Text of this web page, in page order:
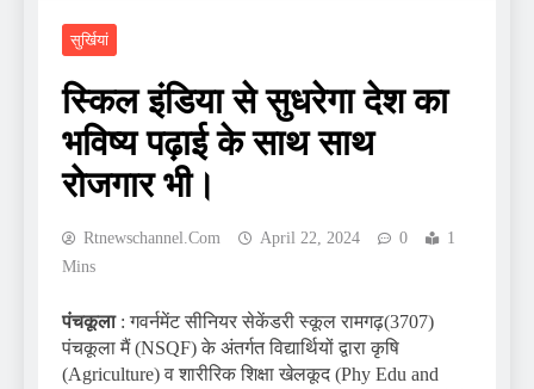
सुर्खियां
स्किल इंडिया से सुधरेगा देश का
भविष्य पढ़ाई के साथ साथ
रोजगार भी।
Rtnewschannel.com April 22, 2024 0
1
Mins
पंचकूला: गवर्नमेंट सीनियर सेकेंडरी स्कूल रामगढ़(3707)
पंचकूला मैं (NSQF) के अंतर्गत विद्यार्थियों द्वारा कृषि
(Agriculture) व शारीरिक शिक्षा खेलकूद (Phy Edu and